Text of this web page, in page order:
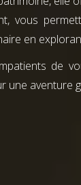
vous
en
de
une aventure